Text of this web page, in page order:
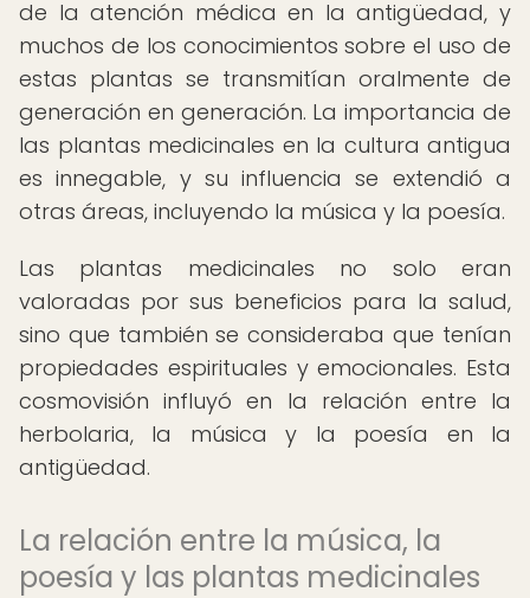
de la atención médica en la antigüedad, y
muchos de los conocimientos sobre el uso de
estas plantas se transmitían oralmente de
generación en generación. La importancia de
las plantas medicinales en la cultura antigua
es innegable, y su influencia se extendió a
otras áreas, incluyendo la música y la poesía.
Las plantas medicinales no solo eran
valoradas por sus beneficios para la salud,
sino que también se consideraba que tenían
propiedades espirituales y emocionales. Esta
cosmovisión influyó en la relación entre la
herbolaria, la música y la poesía en la
antigüedad.
La relación entre la música, la
poesía y las plantas medicinales